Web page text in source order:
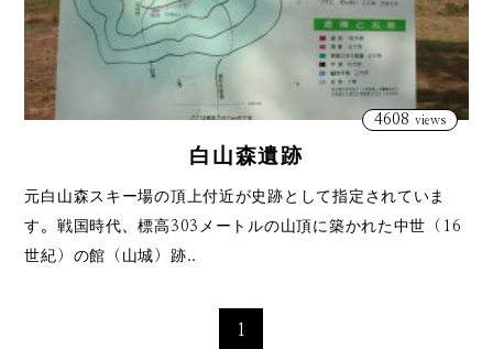
4608 views
白山森遺跡
元白山森スキー場の頂上付近が史跡として指定されていま
す。戦国時代、標高303メートルの山頂に築かれた中世（16
世紀）の館（山城）跡..
1